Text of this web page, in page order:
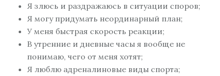
Я злюсь и раздражаюсь в ситуации споров;
Я могу придумать неординарный план;
У меня быстрая скорость реакции;
В утренние и дневные часы я вообще не
понимаю, чего от меня хотят;
Я люблю адреналиновые виды спорта;